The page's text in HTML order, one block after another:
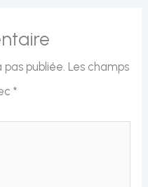
publiée. Les champs
*